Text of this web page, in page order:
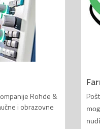
Rohde &
i obrazovne